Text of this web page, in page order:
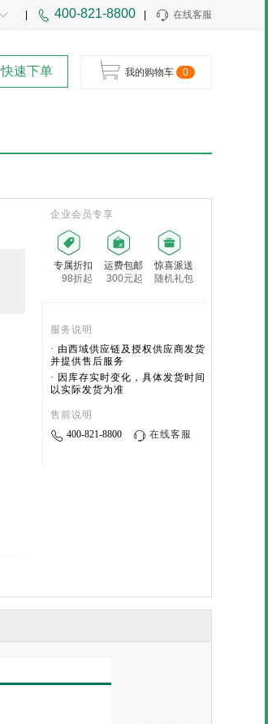
在线客服
400-821-8800
快速下单 我的购物车 0
企业会员专享
专属折扣
98折起
运费包邮
300元起
惊喜派送
随机礼包
服务说明
· 由西域供应链及授权供应商发货
并提供售后服务
· 因库存实时变化，具体发货时间
以实际发货为准
售前说明
400-821-8800
在线客服